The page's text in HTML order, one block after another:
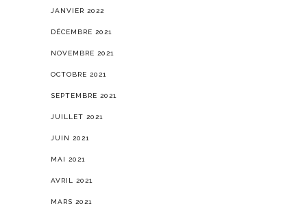
JANVIER 2022
DÉCEMBRE 2021
NOVEMBRE 2021
OCTOBRE 2021
SEPTEMBRE 2021
JUILLET 2021
JUIN 2021
MAI 2021
AVRIL 2021
MARS 2021